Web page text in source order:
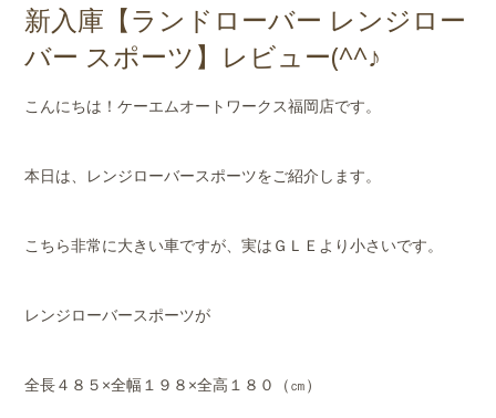
店舗案内
新入庫【ランドローバー レンジロー
バー スポーツ】レビュー(^^♪
こんにちは！ケーエムオートワークス福岡店です。
本日は、レンジローバースポーツをご紹介します。
こちら非常に大きい車ですが、実はＧＬＥより小さいです。
レンジローバースポーツが
全長４８５×全幅１９８×全高１８０（㎝）